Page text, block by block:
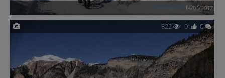
nonnocarb 14/03/2017
822 0 0